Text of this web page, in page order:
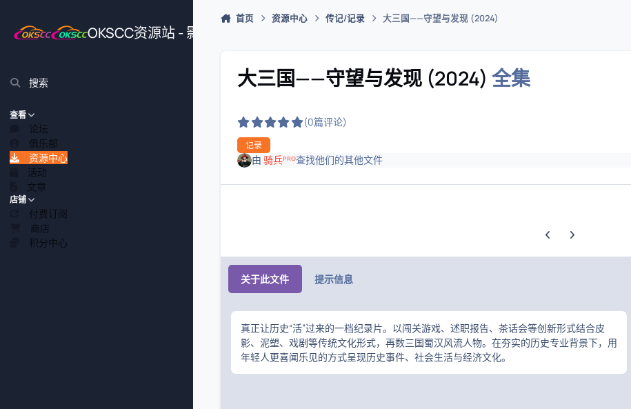
OKSCC资源站 - 影视、游戏、源码插件综合下载平台
搜索
查看
论坛
俱乐部
资源中心
活动
文章
店铺
付费订阅
商店
积分中心
首页 资源中心 传记/记录 大三国——守望与发现 (2024)
大三国——守望与发现 (2024) 全集
(0篇评论)
记录
由 骑兵ᴾᴿᴼ查找他们的其他文件
上一张轮播幻灯片
下一张轮播幻灯片
关于此文件 提示信息
真正让历史“活”过来的一档纪录片。以闯关游戏、述职报告、茶话会等创新形式结合皮
影、泥塑、戏剧等传统文化形式，再数三国蜀汉风流人物。在夯实的历史专业背景下，用
年轻人更喜闻乐见的方式呈现历史事件、社会生活与经济文化。